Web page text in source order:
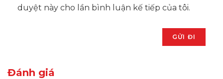
duyệt này cho lần bình luận kế tiếp của tôi.
Đánh giá